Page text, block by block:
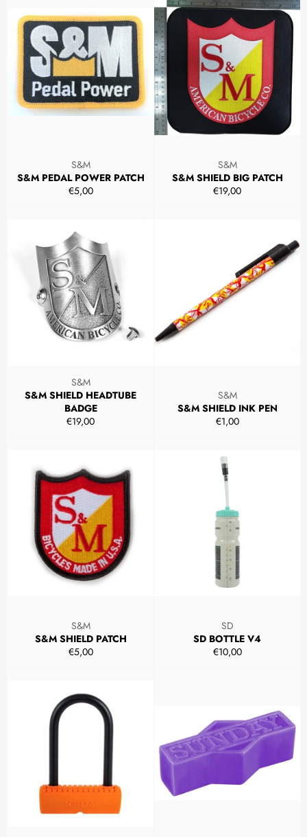
S&M
S&M PEDAL POWER PATCH
Prezzo
€5,00
S&M
S&M SHIELD BIG PATCH
Prezzo
€19,00
S&M
S&M SHIELD HEADTUBE
BADGE
Prezzo
€19,00
S&M
S&M SHIELD INK PEN
Prezzo
€1,00
S&M
S&M SHIELD PATCH
Prezzo
€5,00
SD
SD BOTTLE V4
Prezzo
€10,00